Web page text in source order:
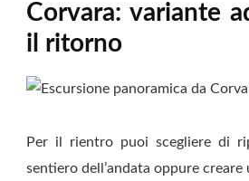
Corvara: variante
il ritorno
Per il rientro puoi scegliere di
sentiero dell’andata oppure